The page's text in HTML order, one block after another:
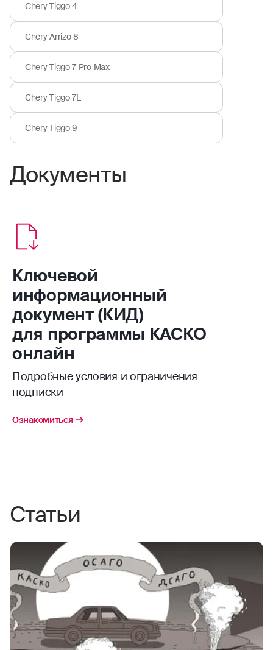
Chery Tiggo 4
Chery Arrizo 8
Chery Tiggo 7 Pro Max
Chery Tiggo 7L
Chery Tiggo 9
Документы
Ключевой
информационный
документ (КИД)
для программы КАСКО
онлайн
Подробные условия и ограничения
подписки
Ознакомиться
Статьи